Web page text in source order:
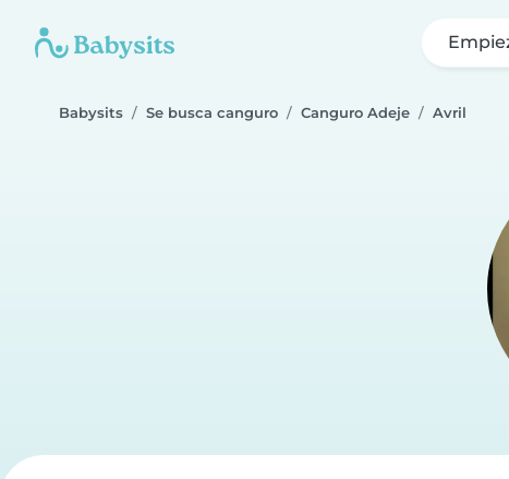
Babysits Se busca canguro Canguro Adeje Avril